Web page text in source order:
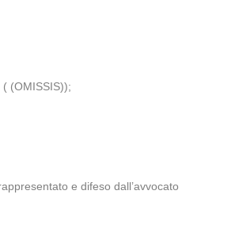
(OMISSIS));
e difeso dall’avvocato